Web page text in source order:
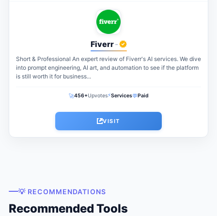
Fiverr-
Short & Professional An expert review of Fiverr's AI services. We dive
into prompt engineering, AI art, and automation to see if the platform
is still worth it for business...
🚀456+Upvotes⚡Services💬Paid
VISIT
💡 RECOMMENDATIONS
Recommended Tools